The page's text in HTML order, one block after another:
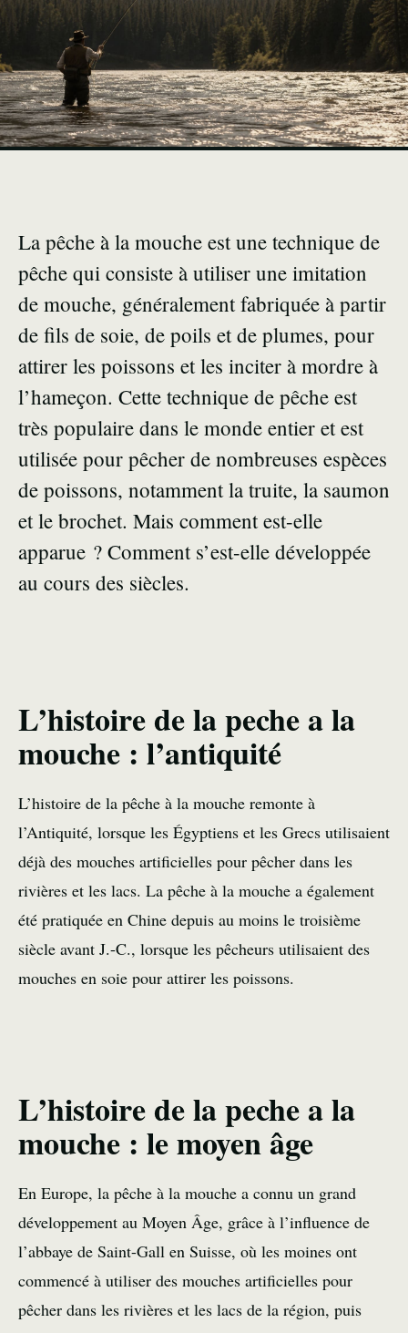
La pêche à la mouche est une technique de
pêche qui consiste à utiliser une imitation
de mouche, généralement fabriquée à partir
de fils de soie, de poils et de plumes, pour
attirer les poissons et les inciter à mordre à
l’hameçon. Cette technique de pêche est
très populaire dans le monde entier et est
utilisée pour pêcher de nombreuses espèces
de poissons, notamment la truite, la saumon
et le brochet. Mais comment est-elle
apparue ? Comment s’est-elle développée
au cours des siècles.
L’histoire de la peche a la
mouche : l’antiquité
L’histoire de la pêche à la mouche remonte à
l’Antiquité, lorsque les Égyptiens et les Grecs utilisaient
déjà des mouches artificielles pour pêcher dans les
rivières et les lacs. La pêche à la mouche a également
été pratiquée en Chine depuis au moins le troisième
siècle avant J.-C., lorsque les pêcheurs utilisaient des
mouches en soie pour attirer les poissons.
L’histoire de la peche a la
mouche : le moyen âge
En Europe, la pêche à la mouche a connu un grand
développement au Moyen Âge, grâce à l’influence de
l’abbaye de Saint-Gall en Suisse, où les moines ont
commencé à utiliser des mouches artificielles pour
pêcher dans les rivières et les lacs de la région, puis